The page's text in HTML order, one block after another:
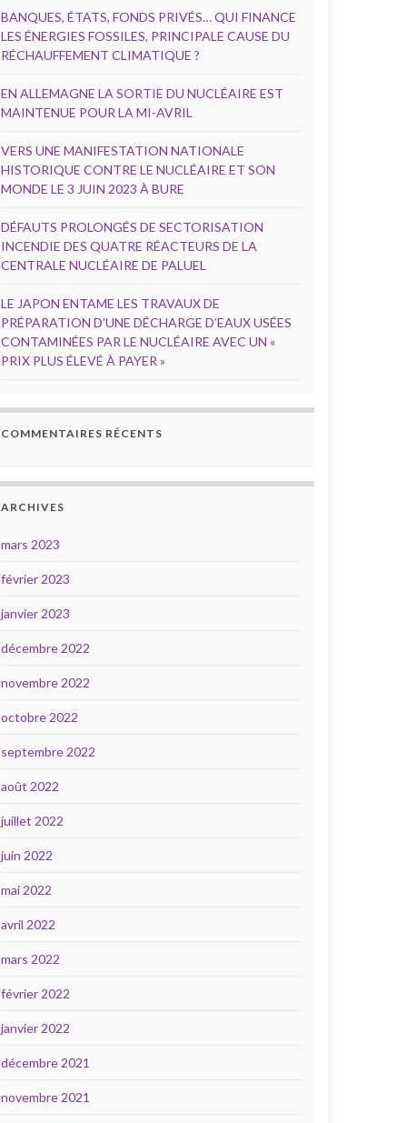
BANQUES, ÉTATS, FONDS PRIVÉS… QUI FINANCE
LES ÉNERGIES FOSSILES, PRINCIPALE CAUSE DU
RÉCHAUFFEMENT CLIMATIQUE ?
EN ALLEMAGNE LA SORTIE DU NUCLÉAIRE EST
MAINTENUE POUR LA MI-AVRIL
VERS UNE MANIFESTATION NATIONALE
HISTORIQUE CONTRE LE NUCLÉAIRE ET SON
MONDE LE 3 JUIN 2023 À BURE
DÉFAUTS PROLONGÉS DE SECTORISATION
INCENDIE DES QUATRE RÉACTEURS DE LA
CENTRALE NUCLÉAIRE DE PALUEL
LE JAPON ENTAME LES TRAVAUX DE
PRÉPARATION D’UNE DÉCHARGE D’EAUX USÉES
CONTAMINÉES PAR LE NUCLÉAIRE AVEC UN «
PRIX PLUS ÉLEVÉ À PAYER »
COMMENTAIRES RÉCENTS
ARCHIVES
mars 2023
février 2023
janvier 2023
décembre 2022
novembre 2022
octobre 2022
septembre 2022
août 2022
juillet 2022
juin 2022
mai 2022
avril 2022
mars 2022
février 2022
janvier 2022
décembre 2021
novembre 2021